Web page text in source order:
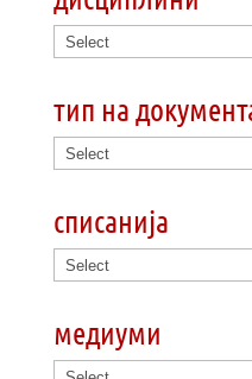
тип на
списанија
медиуми